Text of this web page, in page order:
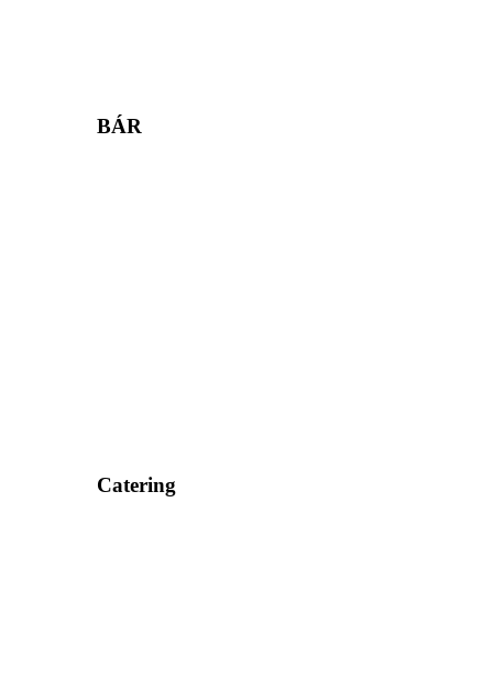
BÁR
Catering